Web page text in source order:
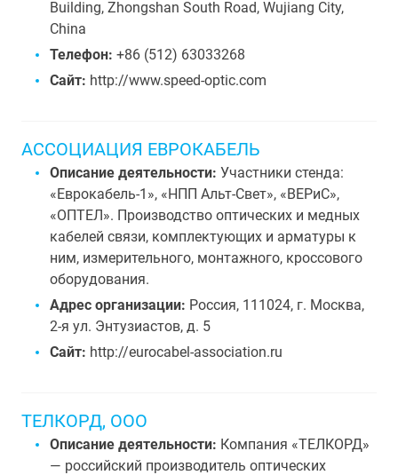
Building, Zhongshan South Road, Wujiang City,
China
Телефон: +86 (512) 63033268
Сайт: http://www.speed-optic.com
АССОЦИАЦИЯ ЕВРОКАБЕЛЬ
Описание деятельности: Участники стенда:
«Еврокабель-1», «НПП Альт-Свет», «ВЕРиС»,
«ОПТЕЛ». Производство оптических и медных
кабелей связи, комплектующих и арматуры к
ним, измерительного, монтажного, кроссового
оборудования.
Адрес организации: Россия, 111024, г. Москва,
2-я ул. Энтузиастов, д. 5
Сайт: http://eurocabel-association.ru
ТЕЛКОРД, ООО
Описание деятельности: Компания «ТЕЛКОРД»
— российский производитель оптических